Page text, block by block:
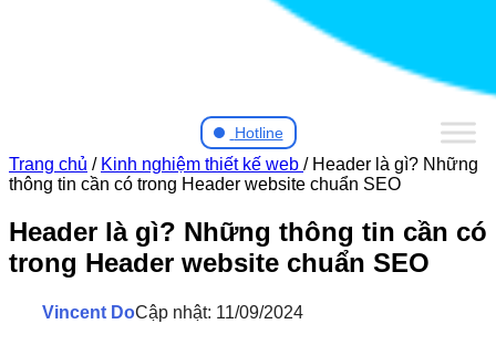
Hotline
Trang chủ / Kinh nghiệm thiết kế web / Header là gì? Những
thông tin cần có trong Header website chuẩn SEO
Header là gì? Những thông tin cần có
trong Header website chuẩn SEO
Vincent DoCập nhật: 11/09/2024